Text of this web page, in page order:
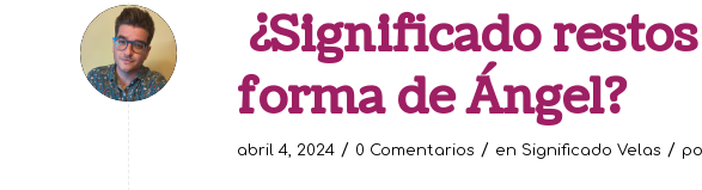
¿Significado
forma de Ángel?
abril 4, 2024 / 0 Comentarios / en Significado Velas /